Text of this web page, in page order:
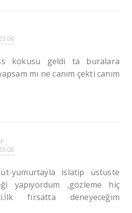
kokusu geldi ta buralara
mı ne canım çekti canım
yumurtayla islatip üstuste
yapıyordum ,gözleme hiç
fırsatta deneyeceğim